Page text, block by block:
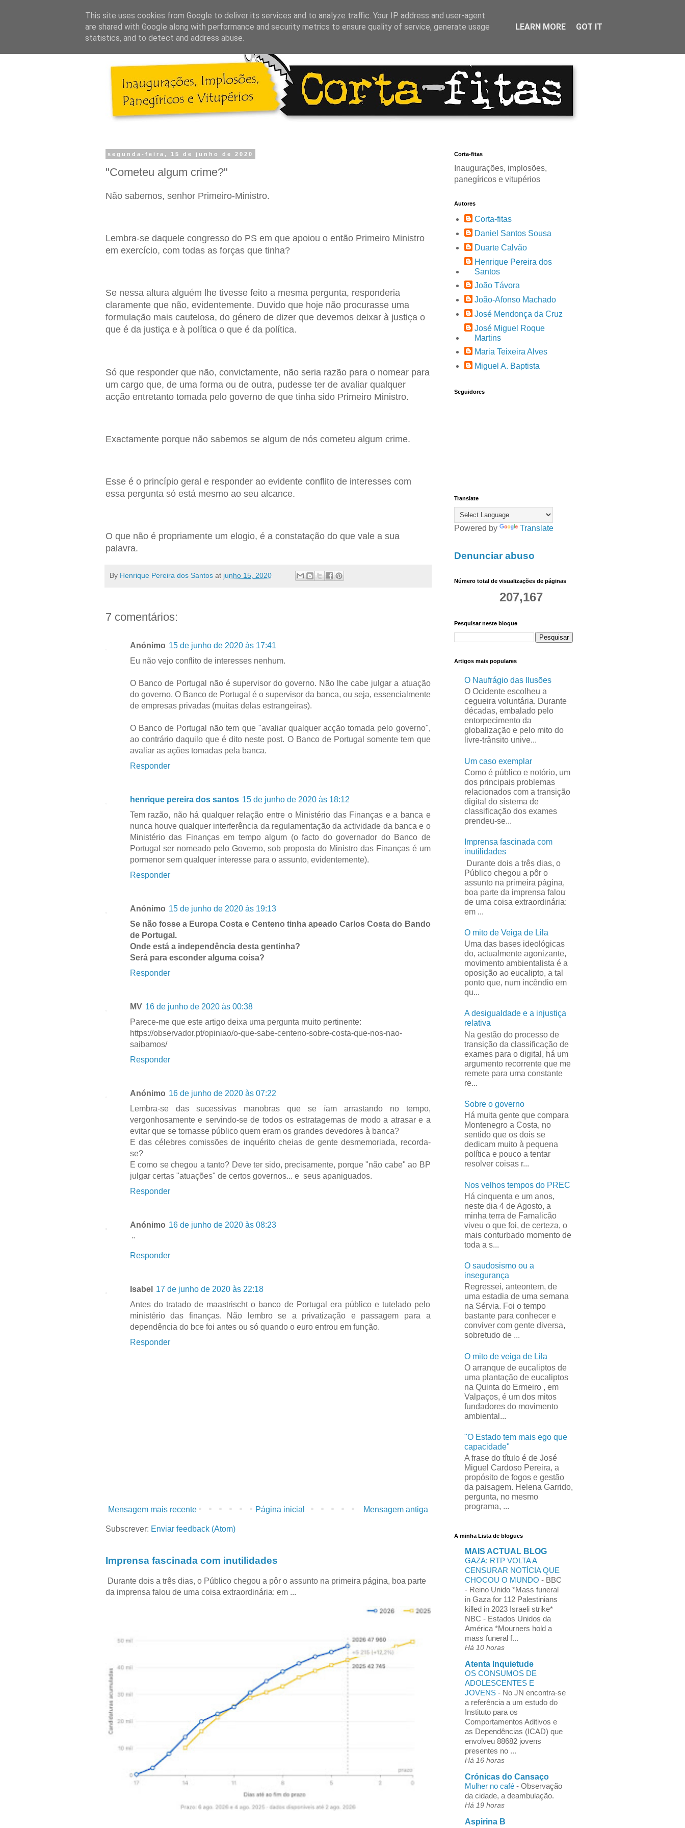
segunda-feira, 15 de junho de 2020
"Cometeu algum crime?"
Não sabemos, senhor Primeiro-Ministro.
Lembra-se daquele congresso do PS em que apoiou o então Primeiro Ministro
em exercício, com todas as forças que tinha?
Se nessa altura alguém lhe tivesse feito a mesma pergunta, responderia
claramente que não, evidentemente. Duvido que hoje não procurasse uma
formulação mais cautelosa, do género de dizer que devemos deixar à justiça o
que é da justiça e à política o que é da política.
Só que responder que não, convictamente, não seria razão para o nomear para
um cargo que, de uma forma ou de outra, pudesse ter de avaliar qualquer
acção entretanto tomada pelo governo de que tinha sido Primeiro Ministro.
Exactamente porque não sabemos se algum de nós cometeu algum crime.
Esse é o princípio geral e responder ao evidente conflito de interesses com
essa pergunta só está mesmo ao seu alcance.
O que não é propriamente um elogio, é a constatação do que vale a sua
palavra.
By Henrique Pereira dos Santos at junho 15, 2020
7 comentários:
Anónimo 15 de junho de 2020 às 17:41
Eu não vejo conflito de interesses nenhum.
O Banco de Portugal não é supervisor do governo. Não lhe cabe julgar a atuação
do governo. O Banco de Portugal é o supervisor da banca, ou seja, essencialmente
de empresas privadas (muitas delas estrangeiras).
O Banco de Portugal não tem que "avaliar qualquer acção tomada pelo governo",
ao contrário daquilo que é dito neste post. O Banco de Portugal somente tem que
avaliar as ações tomadas pela banca.
Responder
henrique pereira dos santos 15 de junho de 2020 às 18:12
Tem razão, não há qualquer relação entre o Ministério das Finanças e a banca e
nunca houve qualquer interferência da regulamentação da actividade da banca e o
Ministério das Finanças em tempo algum (o facto do governador do Banco de
Portugal ser nomeado pelo Governo, sob proposta do Ministro das Finanças é um
pormenor sem qualquer interesse para o assunto, evidentemente).
Responder
Anónimo 15 de junho de 2020 às 19:13
Se não fosse a Europa Costa e Centeno tinha apeado Carlos Costa do Bando
de Portugal.
Onde está a independência desta gentinha?
Será para esconder alguma coisa?
Responder
MV 16 de junho de 2020 às 00:38
Parece-me que este artigo deixa uma pergunta muito pertinente:
https://observador.pt/opiniao/o-que-sabe-centeno-sobre-costa-que-nos-nao-
saibamos/
Responder
Anónimo 16 de junho de 2020 às 07:22
Lembra-se das sucessivas manobras que se íam arrastando no tempo,
vergonhosamente e servindo-se de todos os estratagemas de modo a atrasar e a
evitar que se tornasse público quem eram os grandes devedores à banca?
E das célebres comissões de inquérito cheias de gente desmemoriada, recorda-
se?
E como se chegou a tanto? Deve ter sido, precisamente, porque "não cabe" ao BP
julgar certas "atuações" de certos governos... e seus apaniguados.
Responder
Anónimo 16 de junho de 2020 às 08:23
"
Responder
Isabel
17 de junho de 2020 às 22:18
Antes do tratado de maastrischt o banco de Portugal era público e tutelado pelo
ministério das finanças. Não lembro se a privatização e passagem para a
dependência do bce foi antes ou só quando o euro entrou em função.
Responder
Mensagem mais recente Mensagem antiga
Página inicial
Subscrever: Enviar feedback (Atom)
Imprensa fascinada com inutilidades
Durante dois a três dias, o Público chegou a pôr o assunto na primeira página, boa parte
da imprensa falou de uma coisa extraordinária: em ...
Corta-fitas
Inaugurações, implosões,
panegíricos e vitupérios
Autores
Corta-fitas
Daniel Santos Sousa
Duarte Calvão
Henrique Pereira dos
Santos
João Távora
João-Afonso Machado
José Mendonça da Cruz
José Miguel Roque
Martins
Maria Teixeira Alves
Miguel A. Baptista
Seguidores
Translate
Powered by Translate
Denunciar abuso
Número total de visualizações de páginas
207,167
Pesquisar neste blogue
Artigos mais populares
O Naufrágio das Ilusões
O Ocidente escolheu a
cegueira voluntária. Durante
décadas, embalado pelo
entorpecimento da
globalização e pelo mito do
livre-trânsito unive...
Um caso exemplar
Como é público e notório, um
dos principais problemas
relacionados com a transição
digital do sistema de
classificação dos exames
prendeu-se...
Imprensa fascinada com
inutilidades
Durante dois a três dias, o
Público chegou a pôr o
assunto na primeira página,
boa parte da imprensa falou
de uma coisa extraordinária:
em ...
O mito de Veiga de Lila
Uma das bases ideológicas
do, actualmente agonizante,
movimento ambientalista é a
oposição ao eucalipto, a tal
ponto que, num incêndio em
qu...
A desigualdade e a injustiça
relativa
Na gestão do processo de
transição da classificação de
exames para o digital, há um
argumento recorrente que me
remete para uma constante
re...
Sobre o governo
Há muita gente que compara
Montenegro a Costa, no
sentido que os dois se
dedicam muito à pequena
política e pouco a tentar
resolver coisas r...
Nos velhos tempos do PREC
Há cinquenta e um anos,
neste dia 4 de Agosto, a
minha terra de Famalicão
viveu o que foi, de certeza, o
mais conturbado momento de
toda a s...
O saudosismo ou a
insegurança
Regressei, anteontem, de
uma estadia de uma semana
na Sérvia. Foi o tempo
bastante para conhecer e
conviver com gente diversa,
sobretudo de ...
O mito de veiga de Lila
O arranque de eucaliptos de
uma plantação de eucaliptos
na Quinta do Ermeiro , em
Valpaços, é um dos mitos
fundadores do movimento
ambiental...
"O Estado tem mais ego que
capacidade"
A frase do título é de José
Miguel Cardoso Pereira, a
propósito de fogos e gestão
da paisagem. Helena Garrido,
pergunta, no mesmo
programa, ...
A minha Lista de blogues
MAIS ACTUAL BLOG
GAZA: RTP VOLTA A
CENSURAR NOTÍCIA QUE
CHOCOU O MUNDO - BBC
- Reino Unido *Mass funeral
in Gaza for 112 Palestinians
killed in 2023 Israeli strike*
NBC - Estados Unidos da
América *Mourners hold a
mass funeral f...
Há 10 horas
Atenta Inquietude
OS CONSUMOS DE
ADOLESCENTES E
JOVENS - No JN encontra-se
a referência a um estudo do
Instituto para os
Comportamentos Aditivos e
as Dependências (ICAD) que
envolveu 88682 jovens
presentes no ...
Há 16 horas
Crónicas do Cansaço
Mulher no café - Observação
da cidade, a deambulação.
Há 19 horas
Aspirina B
This site uses cookies from Google to deliver its services and to analyze traffic. Your IP address and user-agent
are shared with Google along with performance and security metrics to ensure quality of service, generate usage
statistics, and to detect and address abuse.
LEARN MORE GOT IT